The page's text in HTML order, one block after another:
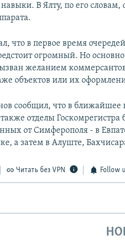
В Ялту, по его
что в первое время
огромный. Но
желанием
объектов или их
сообщил, что в ближайшее
отделы Госкомрегистра
от Симферополя - в
а затем в Алуште,
Читать без VPN Follow